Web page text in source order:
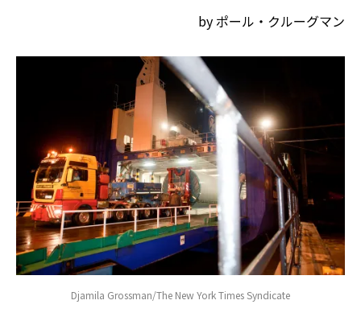
by ポール・クルーグマン
Djamila Grossman/The New York Times Syndicate